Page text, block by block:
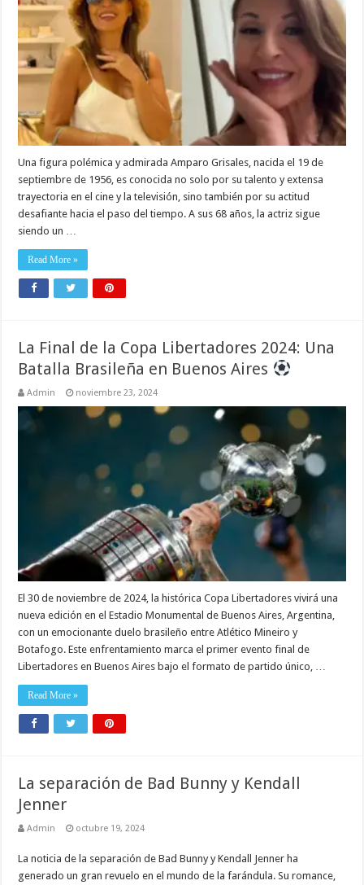
Una figura polémica y admirada Amparo Grisales, nacida el 19 de
septiembre de 1956, es conocida no solo por su talento y extensa
trayectoria en el cine y la televisión, sino también por su actitud
desafiante hacia el paso del tiempo. A sus 68 años, la actriz sigue
siendo un …
Read More »
La Final de la Copa Libertadores 2024: Una
Batalla Brasileña en Buenos Aires
Admin noviembre 23, 2024
El 30 de noviembre de 2024, la histórica Copa Libertadores vivirá una
nueva edición en el Estadio Monumental de Buenos Aires, Argentina,
con un emocionante duelo brasileño entre Atlético Mineiro y
Botafogo. Este enfrentamiento marca el primer evento final de
Libertadores en Buenos Aires bajo el formato de partido único, …
Read More »
La separación de Bad Bunny y Kendall
Jenner
Admin octubre 19, 2024
La noticia de la separación de Bad Bunny y Kendall Jenner ha
generado un gran revuelo en el mundo de la farándula. Su romance,